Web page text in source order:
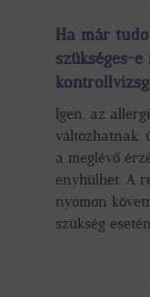
Ha már
szükséges-
Igen, az
változhatnak:
a meglévő
enyhülhet. A
nyomon
szükség